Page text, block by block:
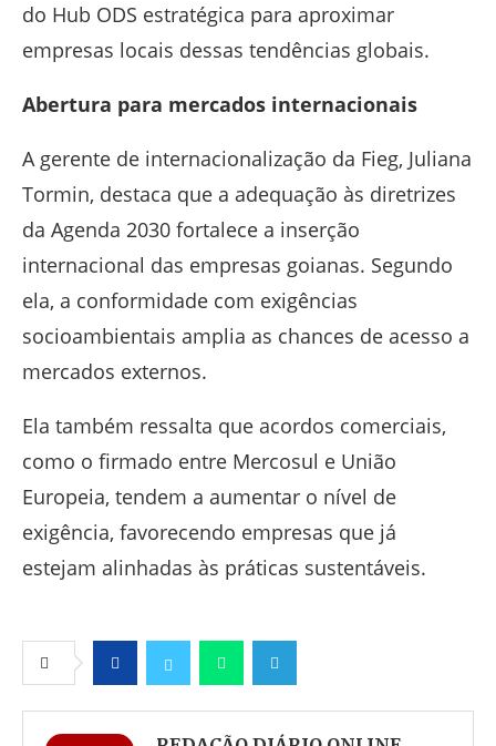
do Hub ODS estratégica para aproximar
empresas locais dessas tendências globais.
Abertura para mercados internacionais
A gerente de internacionalização da Fieg, Juliana
Tormin, destaca que a adequação às diretrizes
da Agenda 2030 fortalece a inserção
internacional das empresas goianas. Segundo
ela, a conformidade com exigências
socioambientais amplia as chances de acesso a
mercados externos.
Ela também ressalta que acordos comerciais,
como o firmado entre Mercosul e União
Europeia, tendem a aumentar o nível de
exigência, favorecendo empresas que já
estejam alinhadas às práticas sustentáveis.
FacebookTwitter WhatsappTelegram